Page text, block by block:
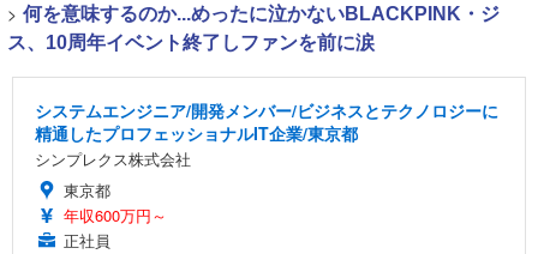
> 何を意味するのか...めったに泣かないBLACKPINK・ジ
ス、10周年イベント終了しファンを前に涙
システムエンジニア/開発メンバー/ビジネスとテクノロジーに
精通したプロフェッショナルIT企業/東京都
シンプレクス株式会社
東京都
年収600万円～
正社員